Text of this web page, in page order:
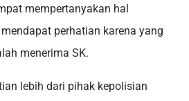
mempertanyakan hal
perhatian karena yang
menerima SK.
lebih dari pihak kepolisian